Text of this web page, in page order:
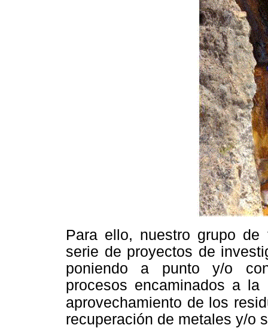
Para ello, nuestro grupo de
serie de proyectos de
poniendo a punto y/o
procesos encaminados a
aprovechamiento de los
recuperación de metales y/o